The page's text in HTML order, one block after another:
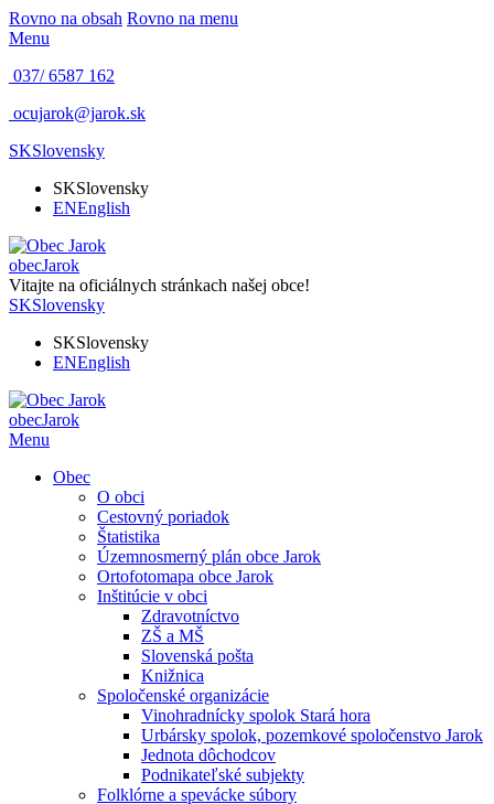
Rovno na obsah Rovno na menu
Menu
037/ 6587 162
ocujarok@jarok.sk
SKSlovensky
SKSlovensky
ENEnglish
obecJarok
Vitajte na oficiálnych stránkach našej obce!
SKSlovensky
SKSlovensky
ENEnglish
obecJarok
Menu
Obec
O obci
Cestovný poriadok
Štatistika
Územnosmerný plán obce Jarok
Ortofotomapa obce Jarok
Inštitúcie v obci
Zdravotníctvo
ZŠ a MŠ
Slovenská pošta
Knižnica
Spoločenské organizácie
Vinohradnícky spolok Stará hora
Urbársky spolok, pozemkové spoločenstvo Jarok
Jednota dôchodcov
Podnikateľské subjekty
Folklórne a spevácke súbory